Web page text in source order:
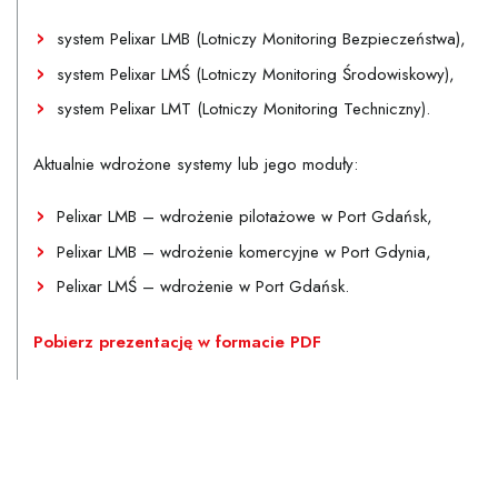
system Pelixar LMB (Lotniczy Monitoring Bezpieczeństwa),
system Pelixar LMŚ (Lotniczy Monitoring Środowiskowy),
system Pelixar LMT (Lotniczy Monitoring Techniczny).
Aktualnie wdrożone systemy lub jego moduły:
Pelixar LMB – wdrożenie pilotażowe w Port Gdańsk,
Pelixar LMB – wdrożenie komercyjne w Port Gdynia,
Pelixar LMŚ – wdrożenie w Port Gdańsk.
Pobierz prezentację w formacie PDF